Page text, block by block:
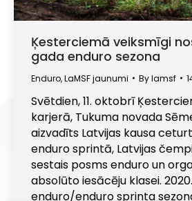
Ķesterciemā veiksmīgi
gada enduro sezona
Enduro,LaMSF jaunumi Bylamsf
Svētdien, 11. oktobrī
karjerā, Tukuma novada
aizvadīts Latvijas kausa
enduro sprintā, Latvijas
sestais posms enduro un
absolūto iesācēju klasei.
enduro/enduro sprinta